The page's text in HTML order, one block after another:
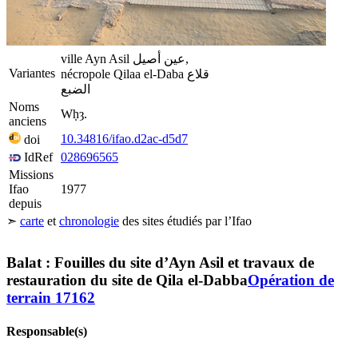
Variantes
ville Ayn Asil عين أصيل,
nécropole Qilaa el-Daba قلاع
الضبع
Noms
anciens
Wḥȝ.
doi
10.34816/ifao.d2ac-d5d7
IdRef 028696565
Missions
Ifao
depuis
1977
Balat
−
➣ carte etchronologie des sites étudiés par l’Ifao
Balat : Fouilles du site d’Ayn Asil et travaux de
restauration du site de Qila el-DabbaOpération de
terrain 17162
Responsable(s)